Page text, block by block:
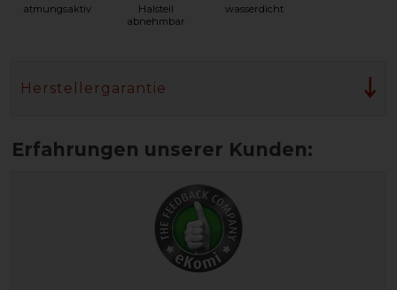
atmungsaktiv
Halsteil
abnehmbar
wasserdicht
Herstellergarantie